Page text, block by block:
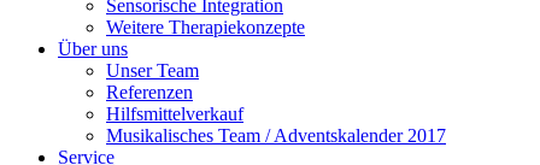
Sensorische Integration
Weitere Therapiekonzepte
Über uns
Unser Team
Referenzen
Hilfsmittelverkauf
Musikalisches Team / Adventskalender 2017
Service